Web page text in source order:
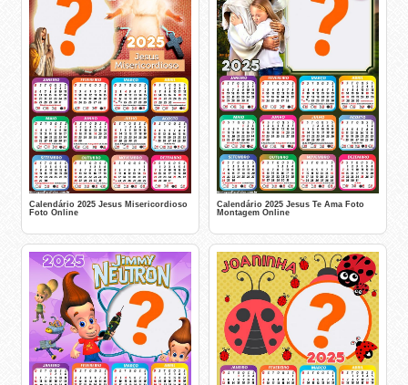
Calendário 2025 Jesus Misericordioso
Foto Online
Calendário 2025 Jesus Te Ama Foto
Montagem Online